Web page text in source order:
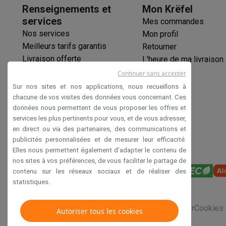
Logiciels
Windows & Microsoft Office Anti-Virus
Autres
Accessoires IT
Chargeurs & câblesHousses & sacs
Gaming
PlayStation
PlayStation 5 Jeux PS5Jeux PS4
Nintendo
Nintendo Switch 2 Jeux Nintendo Switch
PC portables gamerPC gamerÉcrans gaming
Setup gaming
Casques gaming
Maison & objets connectés
Montres connectéesMontres connectéesTrackers
Mobilité Trottinettes électriquesDashcamsGPS
Sécurité & protectionCaméras de surveillanceSystème
Paiement connectéTerminaux de paiementAccessoires
Ambiance & confortÉclairage Panneaux solaires plug &
Divertissement
Google TV
Ménage & santé
Sèche-linge
Produits éco
Renseignements et
services
Nos services
Meilleurs tarifs garantis
Livraison offerte
Éco-chèques
Paiement sécurisé
Déclaration d'accessibilité
Mon Krëfel
Mes commandes
Mon profil
Retourner
L'heure de ma livraison
Conditions générales de ventePrivacy DisclaimerCookies
Sur nos sites et nos applications, nous recueillons à
chacune de vos visites des données vous concernant. Ces
données nous permettent de vous proposer les offres et
services les plus pertinents pour vous, et de vous adresser,
en direct ou via des partenaires, des communications et
publicités personnalisées et de mesurer leur efficacité.
Elles nous permettent également d’adapter le contenu de
nos sites à vos préférences, de vous faciliter le partage de
contenu sur les réseaux sociaux et de réaliser des
statistiques.
Autoriser tous les cookies
Continuer sans accepter